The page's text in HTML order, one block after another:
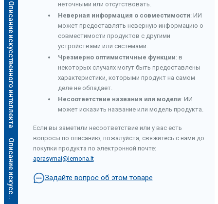
Описание искусственного интеллекта
а
неточными или отсутствовать.
Неверная информация о совместимости: ИИ
может предоставлять неверную информацию о
совместимости продуктов с другими
устройствами или системами.
Чрезмерно оптимистичные функции: в
некоторых случаях могут быть предоставлены
характеристики, которыми продукт на самом
деле не обладает.
Несоответствие названия или модели: ИИ
может исказить название или модель продукта.
Если вы заметили несоответствие или у вас есть
вопросы по описанию, пожалуйста, свяжитесь с нами до
покупки продукта по электронной почте:
aprasymai@lemona.lt
Задайте вопрос об этом товаре